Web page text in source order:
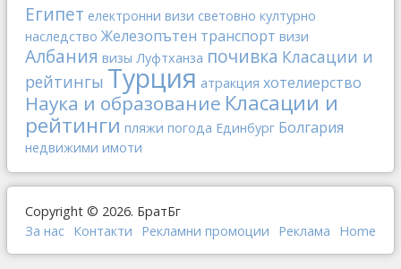
Египет електронни визи световно културно
наследство Железопътен транспорт визи
Албания визы Луфтханза почивка Класации и
рейтингы Турция атракция хотелиерство
Наука и образование Класации и
рейтинги пляжи погода Единбург Болгария
недвижими имоти
Copyright © 2026. БратБг
За нас Контакти Рекламни промоции Реклама Home